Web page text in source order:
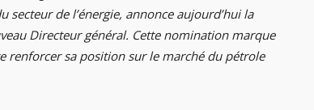
secteur de l’énergie, annonce aujourd’hui la
Directeur général. Cette nomination marque
renforcer sa position sur le marché du pétrole